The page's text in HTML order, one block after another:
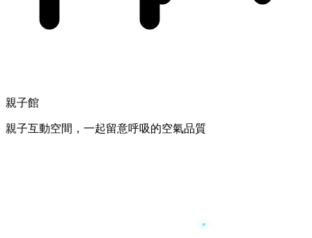
親子館
親子互動空間，一起留意呼吸的空氣品質